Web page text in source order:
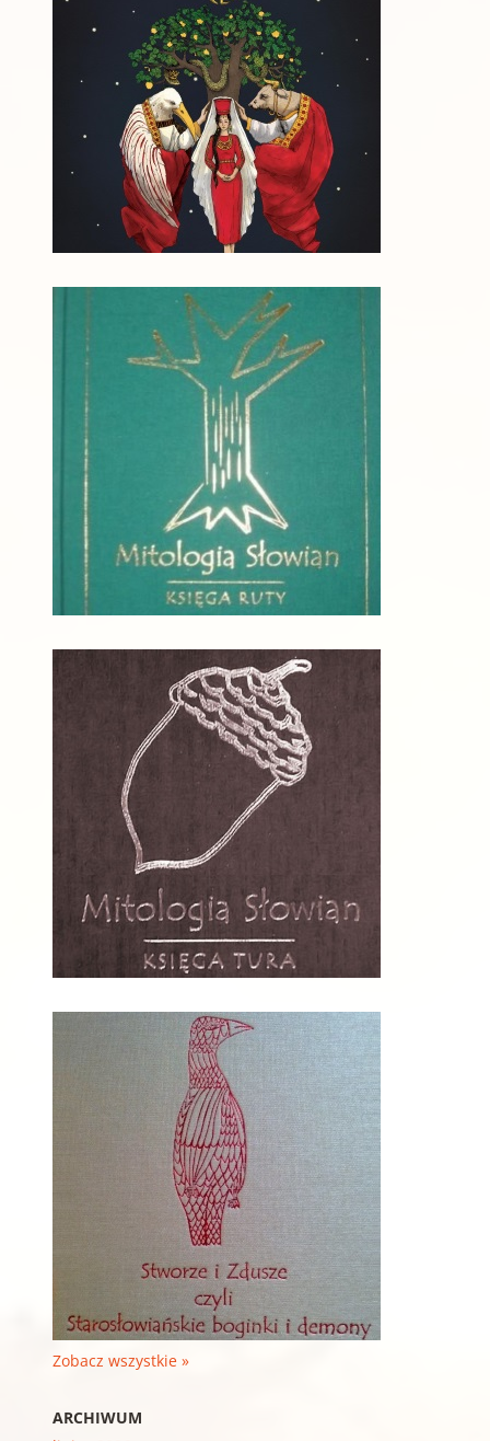
Zobacz wszystkie »
ARCHIWUM